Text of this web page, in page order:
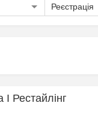
Реєстрація
I Рестайлінг